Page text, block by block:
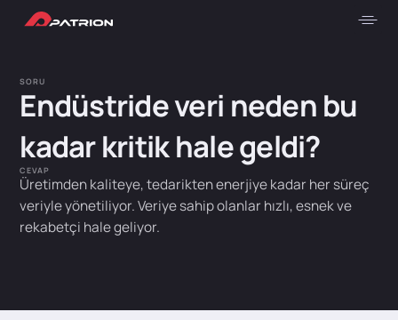
SORU
Endüstride veri neden bu
kadar kritik hale geldi?
CEVAP
Üretimden kaliteye, tedarikten enerjiye kadar her süreç
veriyle yönetiliyor. Veriye sahip olanlar hızlı, esnek ve
rekabetçi hale geliyor.